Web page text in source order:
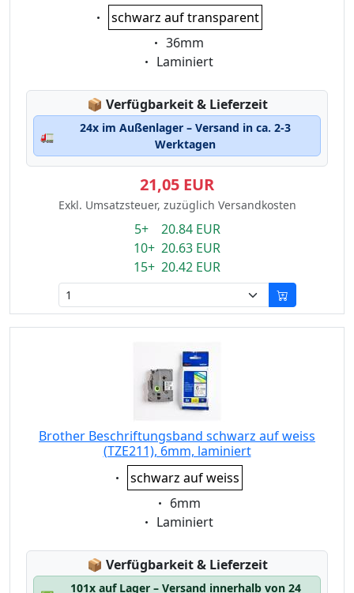
Eigenschaft:
schwarz auf transparent
Eigenschaft:
36mm
Eigenschaft:
Laminiert
📦 Lagerstatus:
Verfügbarkeit & Lieferzeit
🚛
24x im Außenlager – Versand in ca. 2-3
Werktagen
21,05 EUR
Exkl. Umsatzsteuer, zuzüglich Versandkosten
5+ 20.84 EUR
10+ 20.63 EUR
15+ 20.42 EUR
Brother Beschriftungsband schwarz auf weiss
(TZE211), 6mm, laminiert
Eigenschaft:
schwarz auf weiss
Eigenschaft:
6mm
Eigenschaft:
Laminiert
📦 Lagerstatus:
Verfügbarkeit & Lieferzeit
101x auf Lager – Versand innerhalb von 24